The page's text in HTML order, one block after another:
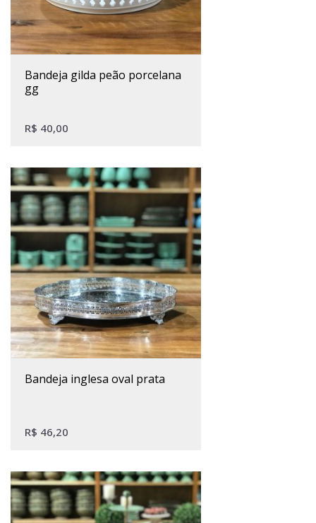
bandeja gilda peão porcelana
gg
R$ 40,00
bandeja inglesa oval prata
R$ 46,20